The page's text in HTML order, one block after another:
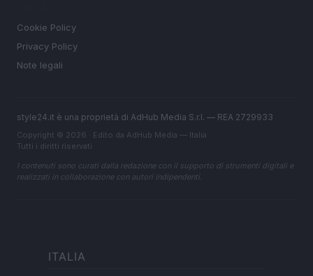
Cookie Policy
Privacy Policy
Note legali
style24.it è una proprietà di AdHub Media S.r.l. — REA 2729933
Copyright © 2026 · Edito da AdHub Media — Italia
Tutti i diritti riservati
I contenuti sono curati dalla redazione con il supporto di strumenti digitali e
realizzati in collaborazione con autori indipendenti.
ITALIA